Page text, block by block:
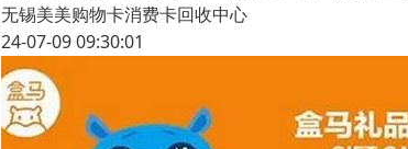
无锡美美购物卡消费卡回收中心
24-07-09 09:30:01